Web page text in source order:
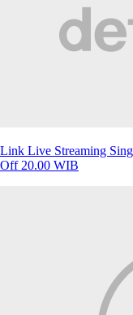
Link Live Streaming
Off 20.00 WIB